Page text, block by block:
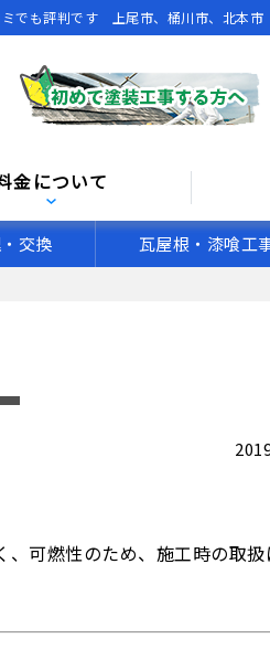
でも評判です 上尾市、桶川市、北本市
金について
交換 瓦屋根・漆喰工
可燃性のため、施工時の取